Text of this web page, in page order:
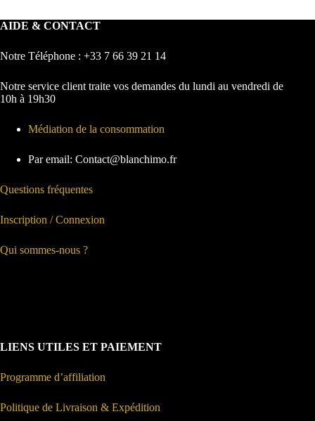
AIDE & CONTACT
Notre Téléphone : +33 7 66 39 21 14
Notre service client traite vos demandes du lundi au vendredi de
10h à 19h30
Médiation de la consommation
Par email: Contact@blanchimo.fr
Questions fréquentes
Inscription / Connexion
Qui sommes-nous ?
LIENS UTILES ET PAIEMENT
Programme d’affiliation
Politique de Livraison & Expédition